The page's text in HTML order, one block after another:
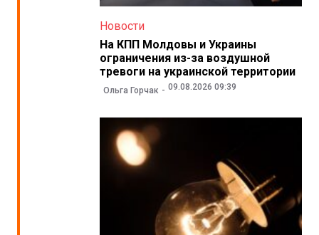
Новости
На КПП Молдовы и Украины
ограничения из-за воздушной
тревоги на украинской территории
Ольга Горчак 09.08.2026 09:39